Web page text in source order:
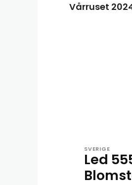
Vårruset
SVERIGE
Led